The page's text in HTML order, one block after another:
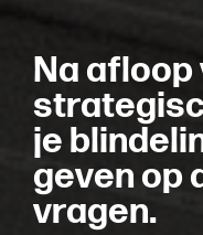
Na afloop
strategisc
je blindeli
gevenop
vragen.